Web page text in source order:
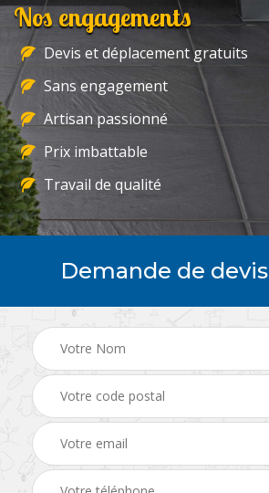
Nos engagements
Devis et déplacement gratuits
Sans engagement
Artisan passionné
Prix imbattable
Travail de qualité
Demande de